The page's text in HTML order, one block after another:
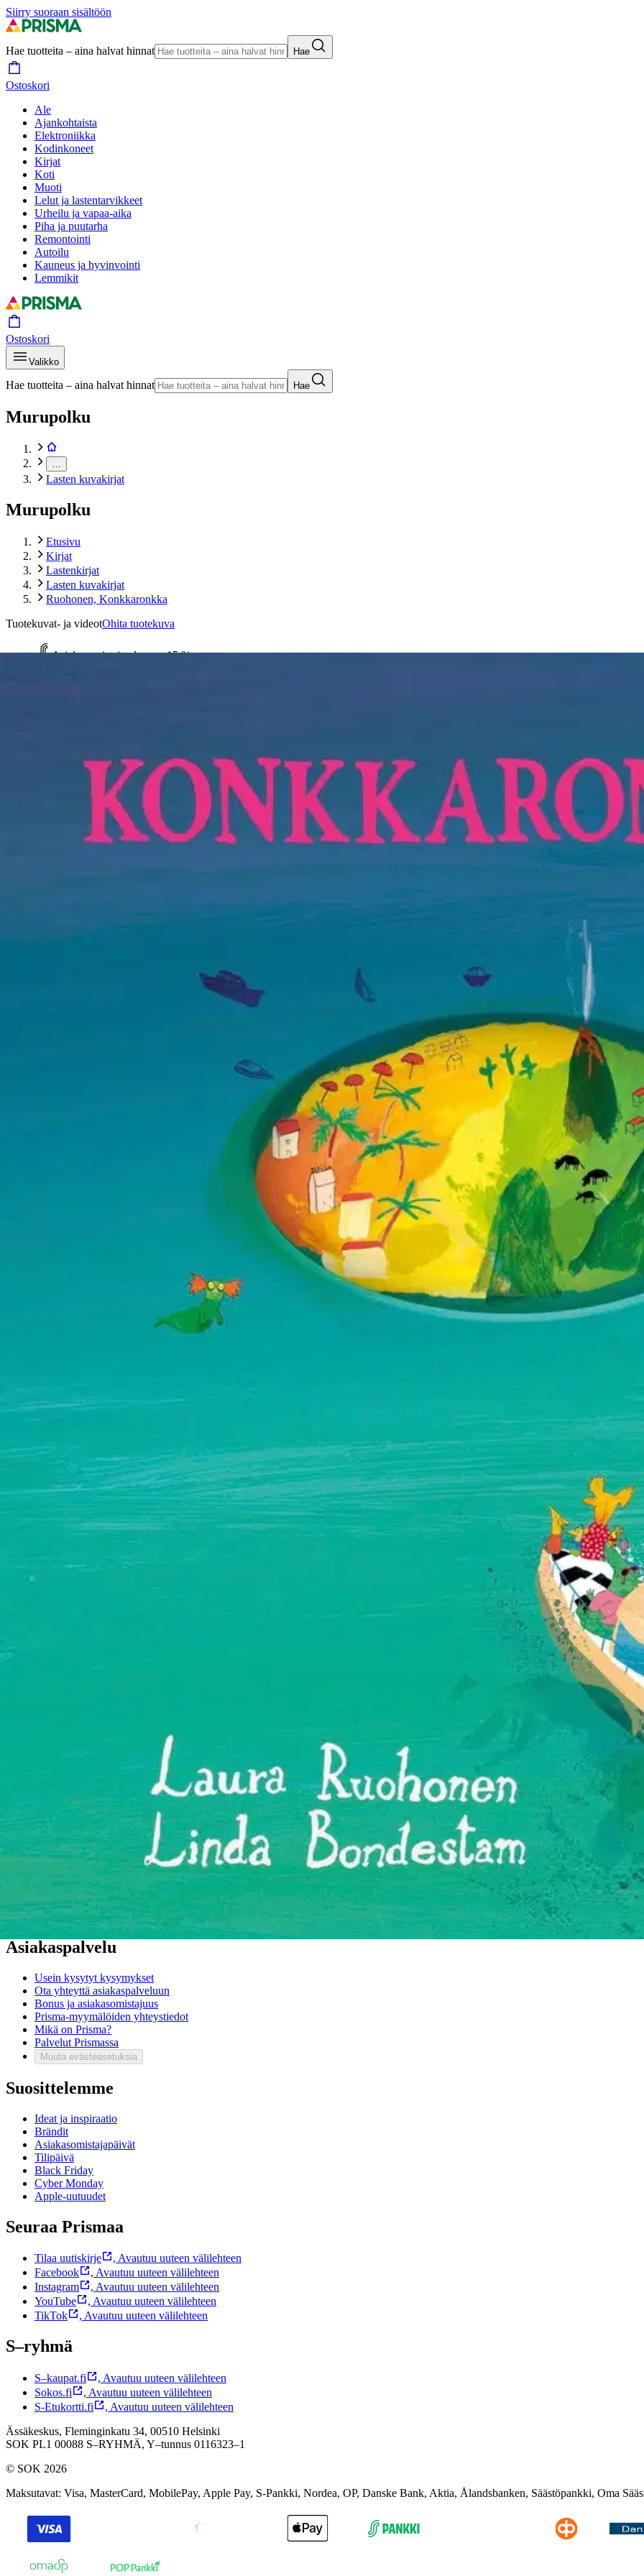
Siirry suoraan sisältöön
Hae tuotteita – aina halvat hinnat Hae
Ostoskori
Ale
Ajankohtaista
Elektroniikka
Kodinkoneet
Kirjat
Koti
Muoti
Lelut ja lastentarvikkeet
Urheilu ja vapaa-aika
Piha ja puutarha
Remontointi
Autoilu
Kauneus ja hyvinvointi
Lemmikit
Ostoskori
Valikko
Hae tuotteita – aina halvat hinnat Hae
Murupolku
Lasten kuvakirjat
Murupolku
Etusivu
Kirjat
Lastenkirjat
Lasten kuvakirjat
Ruohonen, Konkkaronkka
Tuotekuvat- ja videotOhita tuotekuva
Asiakasomistaja-alennus-15 %
Ruohonen, Konkkaronkka
Toimitus
Kotiin tai noutopisteeseen Alk. 0 €
Ilmainen toimitus yli 100 €:n tilauksille Postin pakettiautomaattiin tai
Etu ei koske Suuri‑lisäpalvelulla toimitettavia tuotteita.
Tarkista myymäläsaatavuus
Kummallinen konkkaronkka päätyy riimitellylle riemulomalle. Kuinkas sitten käykään, kun sivuilla olevista rei'istä putkahdetaan
matkaopas, monenlaisia menopelejä ja salaperäinen saari. Konkkaronkan retkikuntaa odottaa todellinen yllätysten seikkailu. Laura
Oletko tyytyväinen tuotetietoihin?
Ovatko tuotetiedot riittävät? Jos tuotetiedoissa on puutteita tai niitä voisi muuten parantaa, anna palautetta.
Toimitustavat
Asennuspalvelut
Tilaus- ja toimitusehdot
Käyttöehdot
Tietosuojakäytäntö
Vastuullisuus
Sivukartta
Mitä pidät Prisma.fi-verkkokaupasta?
Asiakaspalvelu
Usein kysytyt kysymykset
Ota yhteyttä asiakaspalveluun
Bonus ja asiakasomistajuus
Prisma-myymälöiden yhteystiedot
Mikä on Prisma?
Palvelut Prismassa
Muuta evästeasetuksia
Suosittelemme
Ideat ja inspiraatio
Brändit
Asiakasomistajapäivät
Tilipäivä
Black Friday
Cyber Monday
Apple-uutuudet
Seuraa Prismaa
Tilaa uutiskirje , Avautuu uuteen välilehteen
Facebook
, Avautuu uuteen välilehteen
Instagram
, Avautuu uuteen välilehteen
YouTube
, Avautuu uuteen välilehteen
TikTok
, Avautuu uuteen välilehteen
S–ryhmä
S–kaupat.fi , Avautuu uuteen välilehteen
Sokos.fi
, Avautuu uuteen välilehteen
S-Etukortti.fi
, Avautuu uuteen välilehteen
Ässäkeskus, Fleminginkatu 34, 00510 Helsinki
SOK PL1 00088 S–RYHMÄ, Y–tunnus 0116323–1
© SOK 2026
Maksutavat: Visa, MasterCard, MobilePay, Apple Pay, S-Pankki, Nordea, OP, Danske Bank, Aktia, Ålandsbanken, Säästöpankki, Oma